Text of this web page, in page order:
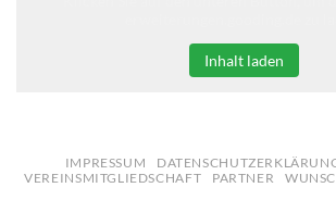
Inhalt laden
IMPRESSUM
VEREINSMITGLIEDSCHAFT
PARTNER